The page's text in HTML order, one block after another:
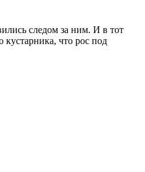
следом за ним. И в тот
кустарника, что рос под